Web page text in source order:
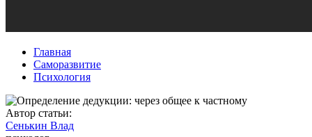
Главная
Саморазвитие
Психология
Автор статьи:
Сенькин Влад